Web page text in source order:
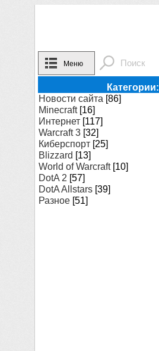
Меню
Категории:
Новости сайта [86]
Minecraft [16]
Интернет [117]
Warcraft 3 [32]
Киберспорт [25]
Blizzard [13]
World of Warcraft [10]
DotA 2 [57]
DotA Allstars [39]
Разное [51]